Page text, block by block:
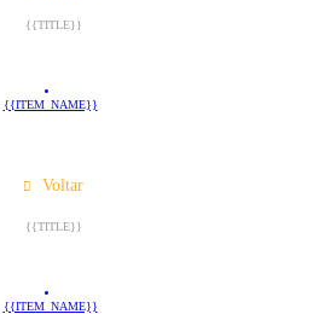
{{TITLE}}
{{ITEM_NAME}}
Voltar
{{TITLE}}
{{ITEM_NAME}}